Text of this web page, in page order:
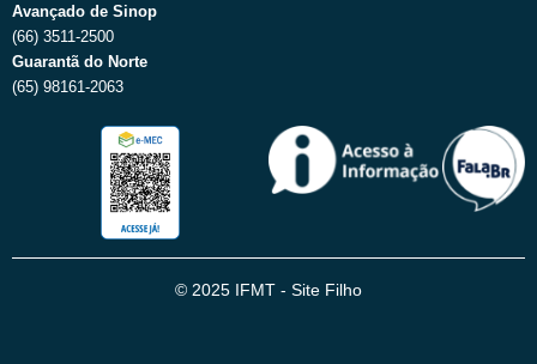
Avançado de Sinop
(66) 3511-2500
Guarantã do Norte
(65) 98161-2063
© 2025 IFMT - Site Filho